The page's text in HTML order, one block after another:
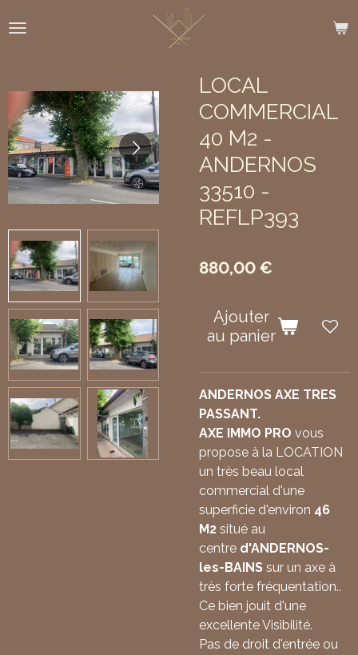
au
LOCAL
COMMERCIAL
40 M2 -
ANDERNOS
33510 -
REFLP393
880,00 €
Ajouter
au panier
ANDERNOS AXE TRES
PASSANT.
AXE IMMO PRO vous
propose à la LOCATION
un très beau local
commercial d'une
superficie d'environ 46
M2 situé au
centre d'ANDERNOS-
les-BAINS sur un axe à
très forte fréquentation..
Ce bien jouit d'une
excellente Visibilité.
Pas de droit d'entrée ou